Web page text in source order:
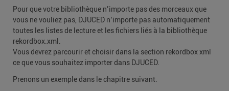
Pour que votre bibliothèque n’importe pas des morceaux que
vous ne vouliez pas, DJUCED n’importe pas automatiquement
toutes les listes de lecture et les fichiers liés à la bibliothèque
rekordbox.xml.
Vous devrez parcourir et choisir dans la section rekordbox xml
ce que vous souhaitez importer dans DJUCED.
Prenons un exemple dans le chapitre suivant.